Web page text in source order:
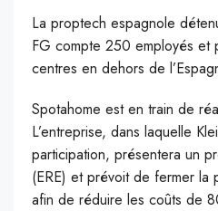
La proptech espagnole
FG compte 250 employés et
centres en dehors de
Spotahome est en train de
L’entreprise, dans laquelle
participation, présentera un
(ERE) et prévoit de fermer la
afin de réduire les coûts de